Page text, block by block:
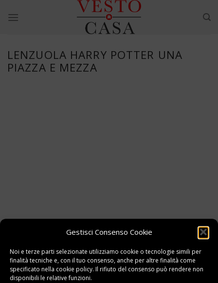
Gestisci Consenso Cookie
Noi e terze parti selezionate utilizziamo cookie o tecnologie simili per
finalità tecniche e, con il tuo consenso, anche per altre finalità come
specificato nella cookie policy. Il rifiuto del consenso può rendere non
disponibili le relative funzioni.
LENZUOLA HARRY POTTER UNA
PIAZZA E MEZZA